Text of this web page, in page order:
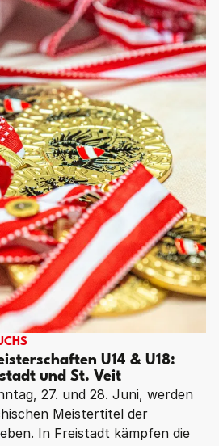
U14 & U18:
und St. Veit
werden
Meistertitel der
In Freistadt kämpfen die